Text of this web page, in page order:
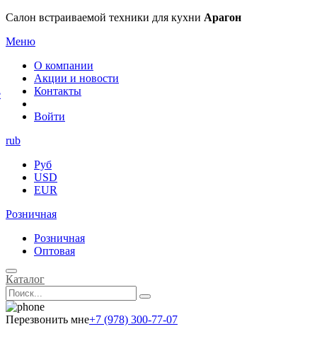
Салон встраиваемой техники для кухни Арагон
Меню
О компании
Акции и новости
Контакты
Войти
rub
Руб
USD
EUR
Розничная
Розничная
Оптовая
Каталог
Перезвонить мне+7 (978) 300-77-07